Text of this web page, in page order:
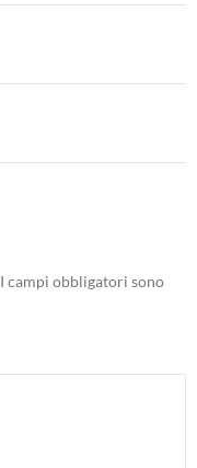
I campi obbligatori sono